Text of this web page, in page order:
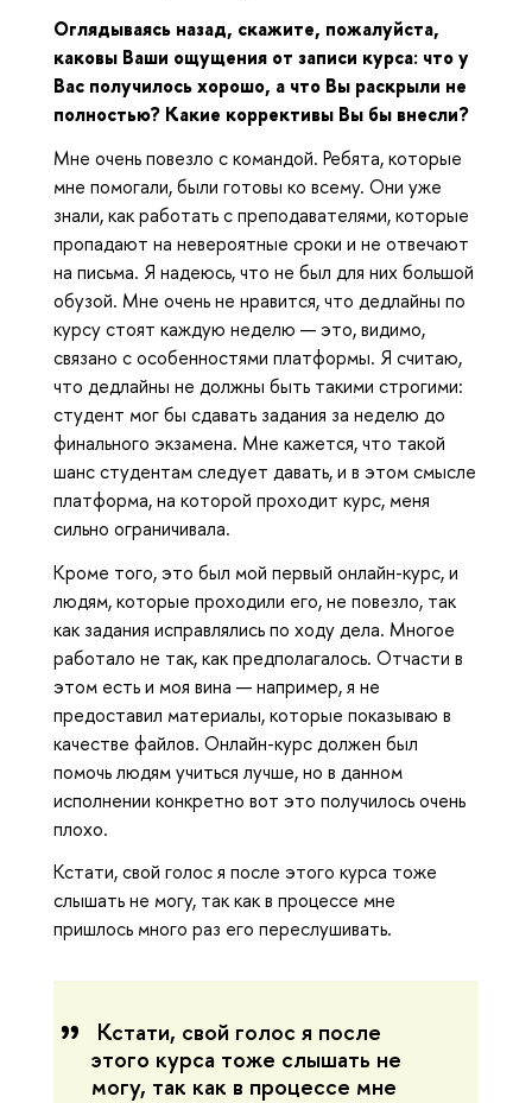
Оглядываясь назад, скажите, пожалуйста,
каковы Ваши ощущения от записи курса: что у
Вас получилось хорошо, а что Вы раскрыли не
полностью? Какие коррективы Вы бы внесли?
Мне очень повезло с командой. Ребята, которые
мне помогали, были готовы ко всему. Они уже
знали, как работать с преподавателями, которые
пропадают на невероятные сроки и не отвечают
на письма. Я надеюсь, что не был для них большой
обузой. Мне очень не нравится, что дедлайны по
курсу стоят каждую неделю — это, видимо,
связано с особенностями платформы. Я считаю,
что дедлайны не должны быть такими строгими:
студент мог бы сдавать задания за неделю до
финального экзамена. Мне кажется, что такой
шанс студентам следует давать, и в этом смысле
платформа, на которой проходит курс, меня
сильно ограничивала.
Кроме того, это был мой первый онлайн-курс, и
людям, которые проходили его, не повезло, так
как задания исправлялись по ходу дела. Многое
работало не так, как предполагалось. Отчасти в
этом есть и моя вина — например, я не
предоставил материалы, которые показываю в
качестве файлов. Онлайн-курс должен был
помочь людям учиться лучше, но в данном
исполнении конкретно вот это получилось очень
плохо.
Кстати, свой голос я после этого курса тоже
слышать не могу, так как в процессе мне
пришлось много раз его переслушивать.
Кстати, свой голос я после
этого курса тоже слышать не
могу, так как в процессе мне